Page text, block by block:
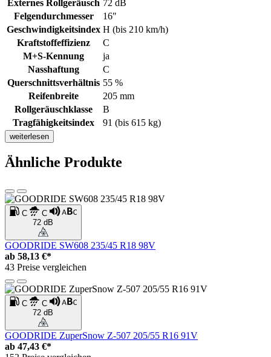
Externes Rollgeräusch 72 dB
Felgendurchmesser
16"
Geschwindigkeitsindex H (bis 210 km/h)
Kraftstoffeffizienz
C
M+S-Kennung
ja
Nasshaftung
C
Querschnittsverhältnis 55 %
Reifenbreite
205 mm
Rollgeräuschklasse
B
Tragfähigkeitsindex
91 (bis 615 kg)
weiterlesen
Ähnliche Produkte
C
C
72 dB
GOODRIDE SW608 235/45 R18 98V
ab 58,13 €*
43 Preise vergleichen
C
C
72 dB
GOODRIDE ZuperSnow Z-507 205/55 R16 91V
ab 47,43 €*